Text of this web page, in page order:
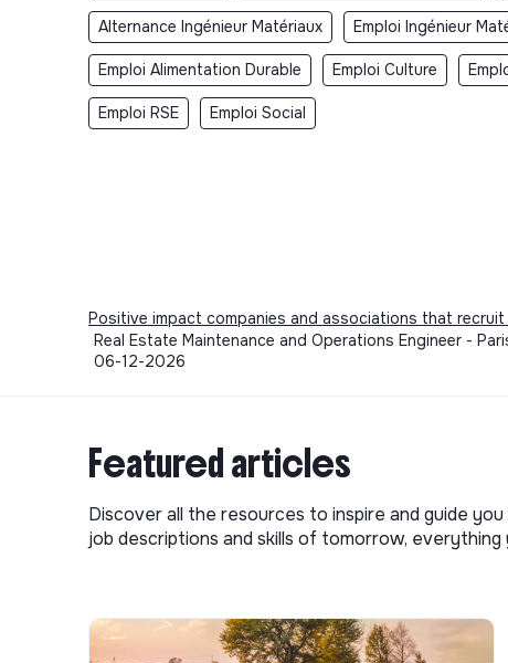
Alternance Ingénieur Matériaux Emploi Ingénieur
Emploi Alimentation Durable Emploi Culture
Emploi RSE Emploi Social
Positive impact companies and associations that recruit
Real Estate Maintenance and Operations Engineer -
06-12-2026
Featured articles
Discover all the resources to inspire and guide
job descriptions and skills of tomorrow,